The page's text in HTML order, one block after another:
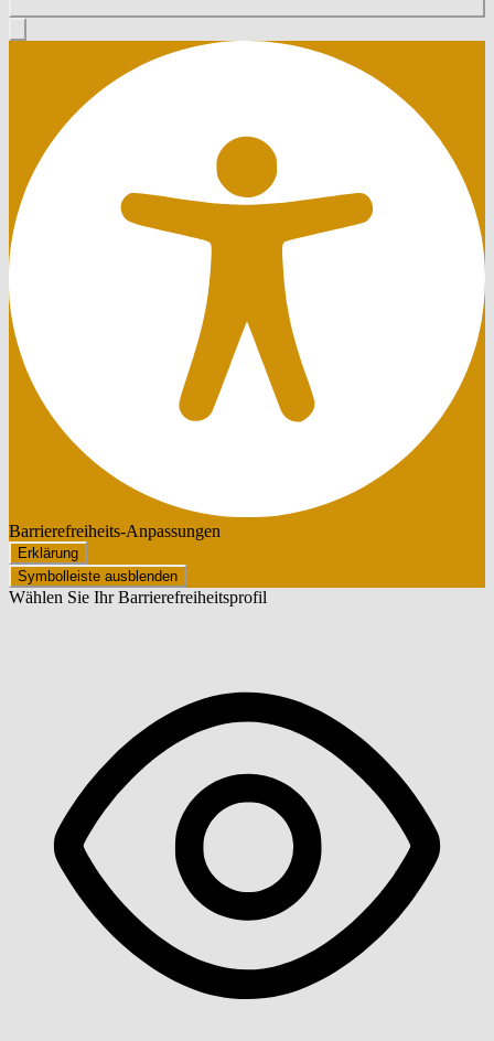
Barrierefreiheits-Anpassungen
Erklärung
Symbolleiste ausblenden
Wählen Sie Ihr Barrierefreiheitsprofil